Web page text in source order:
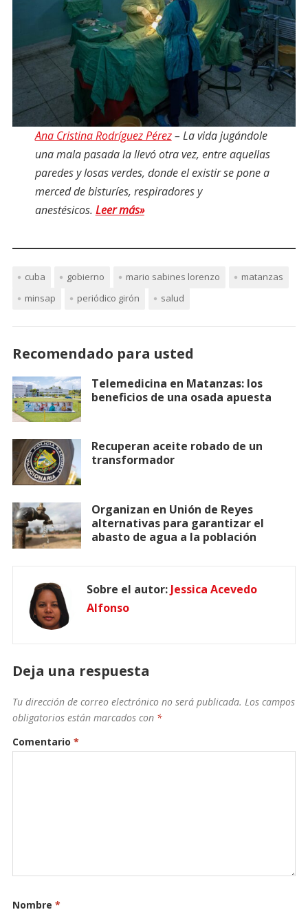
Ana Cristina Rodríguez Pérez– La vida jugándole
una mala pasada la llevó otra vez, entre aquellas
paredes y losas verdes, donde el existir se pone a
merced de bisturíes, respiradores y
anestésicos. Leer más»
cuba gobierno mario sabines lorenzo
matanzas
minsap
periódico girón salud
Recomendado para usted
Telemedicina en Matanzas: los
beneficios de una osada apuesta
Recuperan aceite robado de un
transformador
Organizan en Unión de Reyes
alternativas para garantizar el
abasto de agua a la población
Sobre el autor: Jessica Acevedo
Alfonso
Deja una respuesta
Tu dirección de correo electrónico no será publicada. Los campos
obligatorios están marcados con *
Comentario *
Nombre *